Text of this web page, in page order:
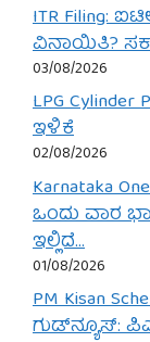
ITR Filing:
ವಿನಾಯಿತಿ?
03/08/2026
LPG
ಇಳಿಕೆ
02/08/2026
Karnataka
ಒಂದು ವಾರ
ಇಲ್ಲಿದೆ…
01/08/2026
PM Kisan
ಗುಡ್‌ನ್ಯೂಸ್: